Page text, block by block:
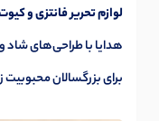
لوازم تحریر فانتزی و
هدایا با طراحی‌های شاد
برای بزرگسالان محبوبیت